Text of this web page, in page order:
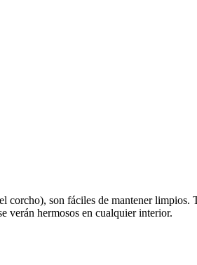
corcho), son fáciles de mantener limpios.
verán hermosos en cualquier interior.